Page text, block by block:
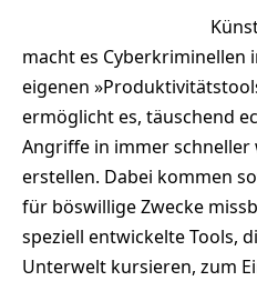
macht es Cyberkriminellen
eigenen
ermöglicht es, täuschend
Angriffe in immer schneller
erstellen. Dabei kommen
für böswillige Zwecke
speziell entwickelte Tools,
Unterwelt kursieren, zum